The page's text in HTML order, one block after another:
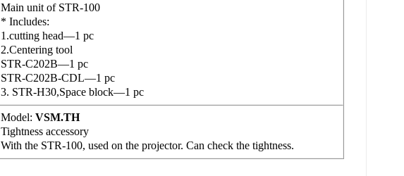
Main unit of STR-100
* Includes:
1.cutting head—1 pc
2.Centering tool
STR-C202B—1 pc
STR-C202B-CDL—1 pc
3. STR-H30,Space block—1 pc
Model:VSM.TH
Tightness accessory
With the STR-100, used on the projector. Can check the tightness.